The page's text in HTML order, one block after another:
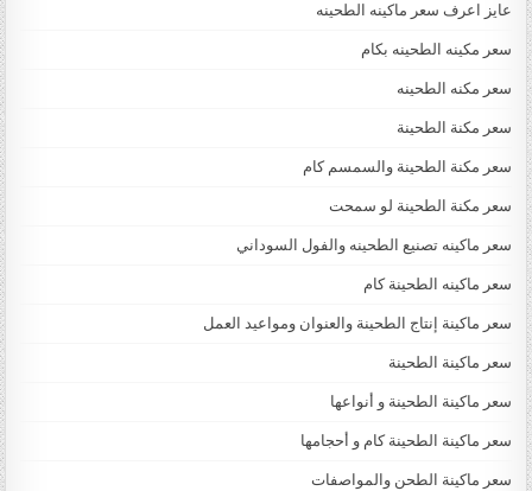
عايز اعرف سعر ماكينه الطحينه
سعر مكينه الطحينه بكام
سعر مكنه الطحينه
سعر مكنة الطحينة
سعر مكنة الطحينة والسمسم كام
سعر مكنة الطحينة لو سمحت
سعر ماكينه تصنيع الطحينه والفول السوداني
سعر ماكينه الطحينة كام
سعر ماكينة إنتاج الطحينة والعنوان ومواعيد العمل
سعر ماكينة الطحينة
سعر ماكينة الطحينة و أنواعها
سعر ماكينة الطحينة كام و أحجامها
سعر ماكينة الطحن والمواصفات